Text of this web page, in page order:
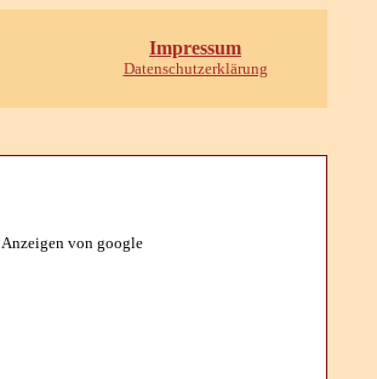
Impressum
Datenschutzerklärung
Anzeigen von google